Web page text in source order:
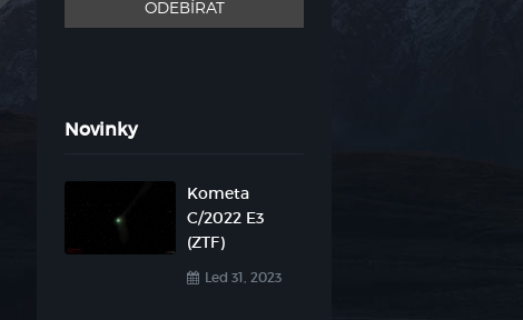
Novinky
Kometa
C/2022 E3
(ZTF)
 Led 31, 2023